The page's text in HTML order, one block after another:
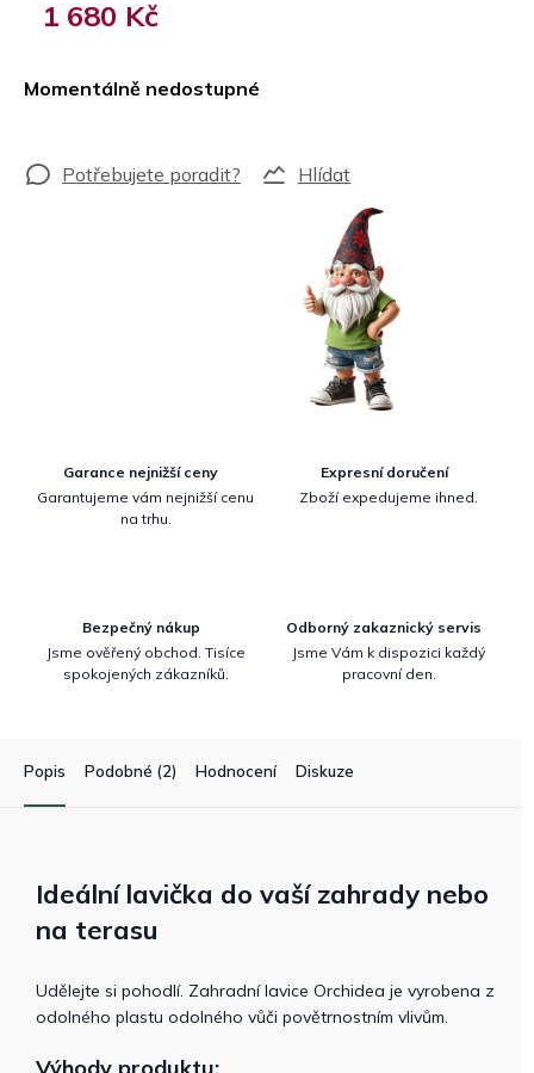
1 680 Kč
Momentálně nedostupné
Hlídat
Garance nejnižší ceny
Garantujeme vám nejnižší cenu
na trhu.
Expresní doručení
Zboží expedujeme ihned.
Bezpečný nákup
Jsme ověřený obchod. Tisíce
spokojených zákazníků.
Odborný zakaznický servis
Jsme Vám k dispozici každý
pracovní den.
Popis Podobné (2) Hodnocení Diskuze
Ideální lavička do vaší zahrady nebo
na terasu
Udělejte si pohodlí. Zahradní lavice Orchidea je vyrobena z
odolného plastu odolného vůči povětrnostním vlivům.